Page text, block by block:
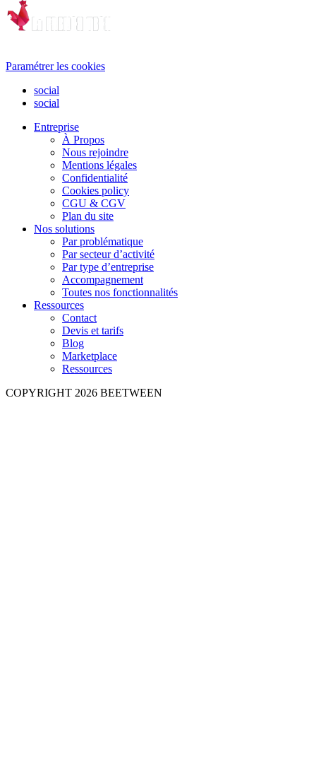
Paramétrer les cookies
social
social
Entreprise
À Propos
Nous rejoindre
Mentions légales
Confidentialité
Cookies policy
CGU & CGV
Plan du site
Nos solutions
Par problématique
Par secteur d’activité
Par type d’entreprise
Accompagnement
Toutes nos fonctionnalités
Ressources
Contact
Devis et tarifs
Blog
Marketplace
Ressources
COPYRIGHT 2026 BEETWEEN